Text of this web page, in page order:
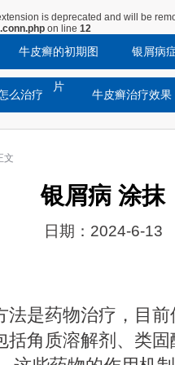
is deprecated and will be
on line 12
牛皮癣的初期图
片
银屑病
么治疗 牛皮癣治疗效果
文
银屑病 涂抹
日期：2024-6-13
法是药物治疗，目
括角质溶解剂、类